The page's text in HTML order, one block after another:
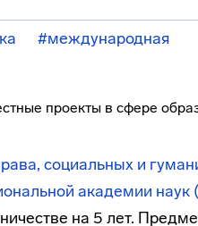
#международная
социальных и
академии
на 5 лет.